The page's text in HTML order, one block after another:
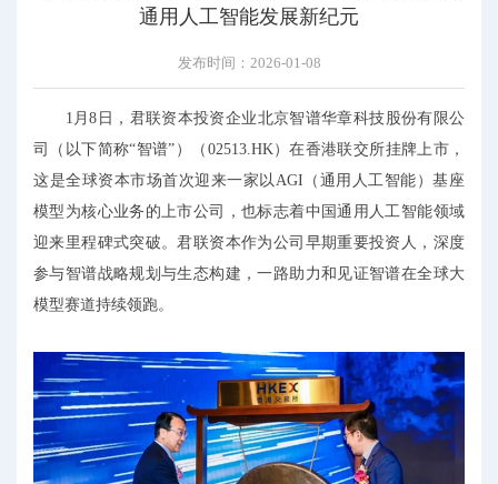
通用人工智能发展新纪元
发布时间：2026-01-08
1月8日，君联资本投资企业北京智谱华章科技股份有限公
司（以下简称“智谱”）（02513.HK）在香港联交所挂牌上市，
这是全球资本市场首次迎来一家以AGI（通用人工智能）基座
模型为核心业务的上市公司，也标志着中国通用人工智能领域
迎来里程碑式突破。君联资本作为公司早期重要投资人，深度
参与智谱战略规划与生态构建，一路助力和见证智谱在全球大
模型赛道持续领跑。